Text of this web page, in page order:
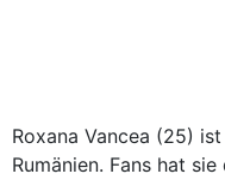
Roxana Vancea (25)
Rumänien. Fans hat